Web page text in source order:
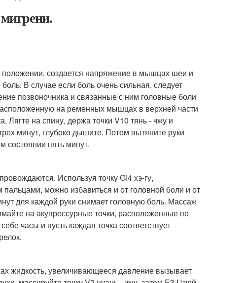
создается напряжение в мышцах шеи и
В случае если боль очень сильная, следует
позвоночника и связанные с ним головные боли
на ременных мышцах в верхней части
Лягте на спину, держа точки V10 тянь - чжу и
минут, глубоко дышите. Потом вытяните руки
состоянии пять минут.
Используя точку GI4 хэ-гу,
можно избавиться и от головной боли и от
для каждой руки снимает головную боль. Массаж
на акупрессурные точки, расположенные по
часы и пусть каждая точка соответствует
жидкость, увеличивающееся давление вызывает